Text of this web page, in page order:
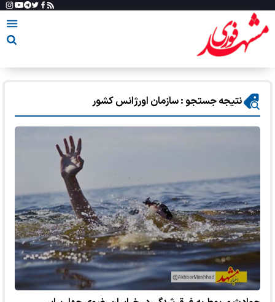
نتیجه جستجو : سازمان اورژانس کشور